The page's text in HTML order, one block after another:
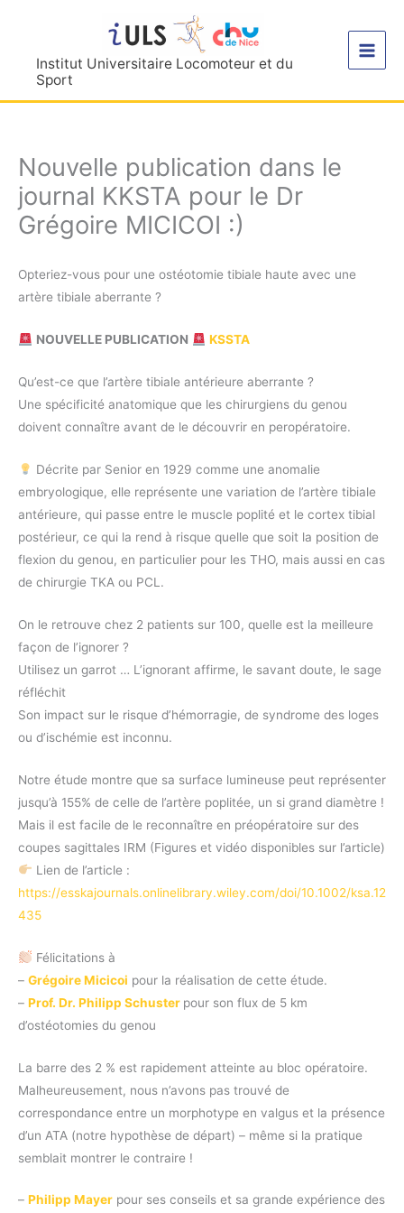
contenuInstitut Universitaire Locomoteur et du
Sport
Nouvelle publication dans le
journal KKSTA pour le Dr
Grégoire MICICOI :)
Opteriez-vous pour une ostéotomie tibiale haute avec une
artère tibiale aberrante ?
NOUVELLE PUBLICATION KSSTA
Qu’est-ce que l’artère tibiale antérieure aberrante ?
Une spécificité anatomique que les chirurgiens du genou
doivent connaître avant de le découvrir en peropératoire.
Décrite par Senior en 1929 comme une anomalie
embryologique, elle représente une variation de l’artère tibiale
antérieure, qui passe entre le muscle poplité et le cortex tibial
postérieur, ce qui la rend à risque quelle que soit la position de
flexion du genou, en particulier pour les THO, mais aussi en cas
de chirurgie TKA ou PCL.
On le retrouve chez 2 patients sur 100, quelle est la meilleure
façon de l’ignorer ?
Utilisez un garrot … L’ignorant affirme, le savant doute, le sage
réfléchit
Son impact sur le risque d’hémorragie, de syndrome des loges
ou d’ischémie est inconnu.
Notre étude montre que sa surface lumineuse peut représenter
jusqu’à 155% de celle de l’artère poplitée, un si grand diamètre !
Mais il est facile de le reconnaître en préopératoire sur des
coupes sagittales IRM (Figures et vidéo disponibles sur l’article)
Lien de l’article :
https://esskajournals.onlinelibrary.wiley.com/doi/10.1002/ksa.12
435
Félicitations à
– Grégoire Micicoi pour la réalisation de cette étude.
– Prof. Dr. Philipp Schuster pour son flux de 5 km
d’ostéotomies du genou
La barre des 2 % est rapidement atteinte au bloc opératoire.
Malheureusement, nous n’avons pas trouvé de
correspondance entre un morphotype en valgus et la présence
d’un ATA (notre hypothèse de départ) – même si la pratique
semblait montrer le contraire !
– Philipp Mayer pour ses conseils et sa grande expérience des